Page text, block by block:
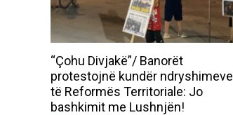
“Çohu Divjakë”/ Banorët
protestojnë kundër ndryshimeve
të Reformës Territoriale: Jo
bashkimit me Lushnjën!